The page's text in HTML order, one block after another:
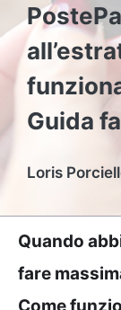
Guida
Loris
Quando
fare